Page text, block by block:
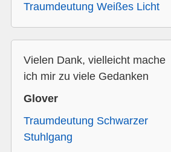
Traumdeutung Weißes Licht
Vielen Dank, vielleicht mache
ich mir zu viele Gedanken
Glover
Traumdeutung Schwarzer
Stuhlgang